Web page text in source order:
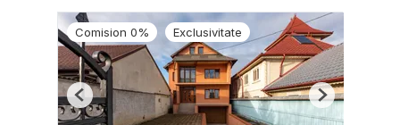
Comision 0% Exclusivitate
Previous Next